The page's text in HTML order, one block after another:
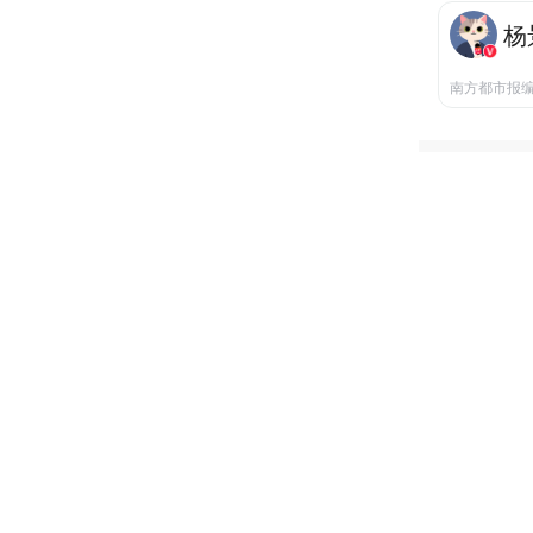
南方都市报